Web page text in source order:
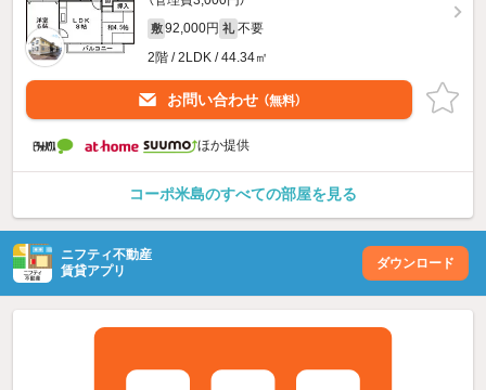
敷 92,000円 礼 不要
2階 / 2LDK / 44.34㎡
お問い合わせ （無料）
ほか提供
コーポ米島のすべての部屋を見る
ニフティ不動産
賃貸アプリ
ダウンロード